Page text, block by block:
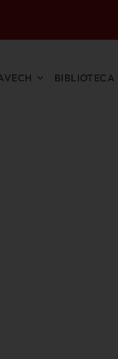
BIBLIOTECA